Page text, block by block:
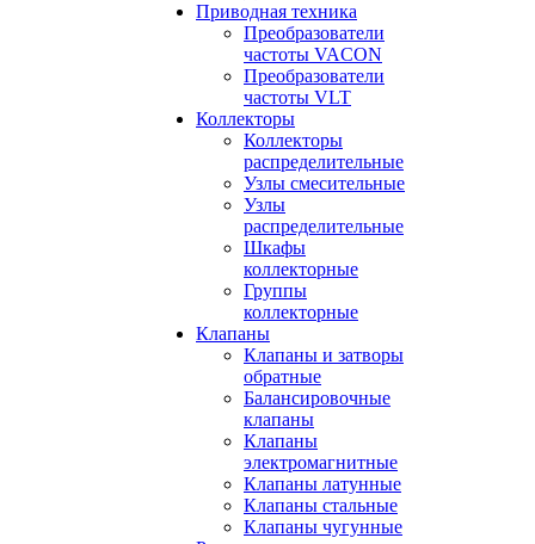
Приводная техника
Преобразователи
частоты VACON
Преобразователи
частоты VLT
Коллекторы
Коллекторы
распределительные
Узлы смесительные
Узлы
распределительные
Шкафы
коллекторные
Группы
коллекторные
Клапаны
Клапаны и затворы
обратные
Балансировочные
клапаны
Клапаны
электромагнитные
Клапаны латунные
Клапаны стальные
Клапаны чугунные